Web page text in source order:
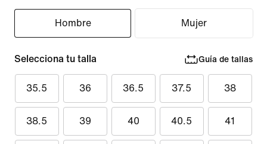
Hombre Mujer
Selecciona tu talla Guía de tallas
35.5 36 36.5 37.5 38
38.5 39 40 40.5 41